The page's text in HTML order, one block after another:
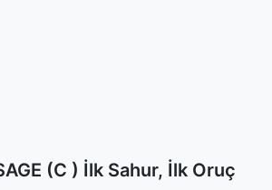
(C ) İlk Sahur, İlk Oruç